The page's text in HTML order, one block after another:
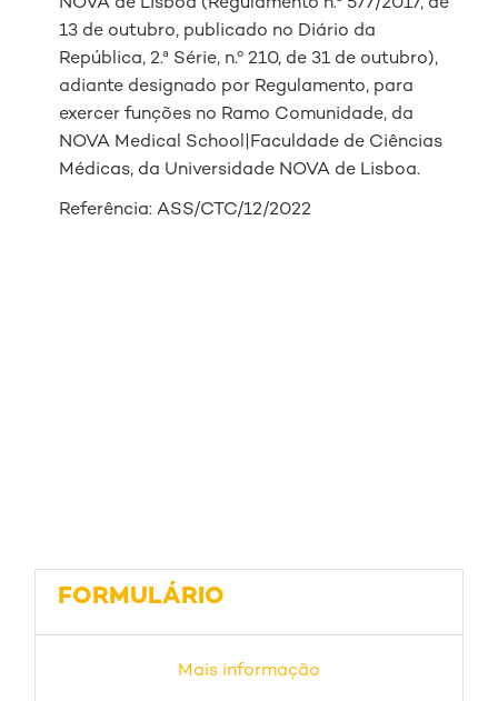
NOVA de Lisboa (Regulamento n.º 577/2017, de
13 de outubro, publicado no Diário da
República, 2.ª Série, n.º 210, de 31 de outubro),
adiante designado por Regulamento, para
exercer funções no Ramo Comunidade, da
NOVA Medical School|Faculdade de Ciências
Médicas, da Universidade NOVA de Lisboa.
Referência: ASS/CTC/12/2022
FORMULÁRIO
Mais informação